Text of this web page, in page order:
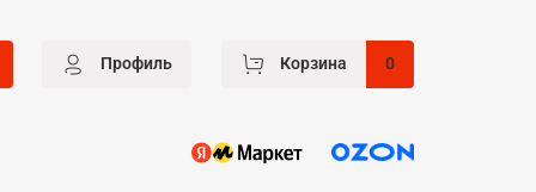
Профиль Корзина 0